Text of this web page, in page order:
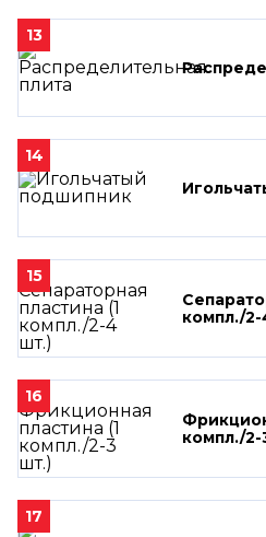
13
14
15
компл./
16
компл./2-
17